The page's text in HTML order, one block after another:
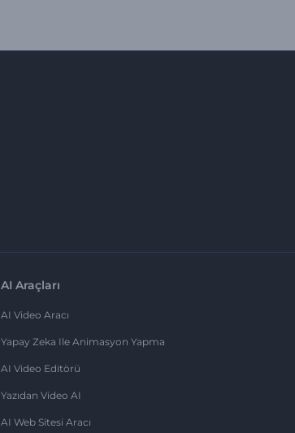
AI Araçları
AI Video Aracı
Yapay Zeka Ile Animasyon Yapma
AI Video Editörü
Yazıdan Video AI
AI Web Sitesi Aracı